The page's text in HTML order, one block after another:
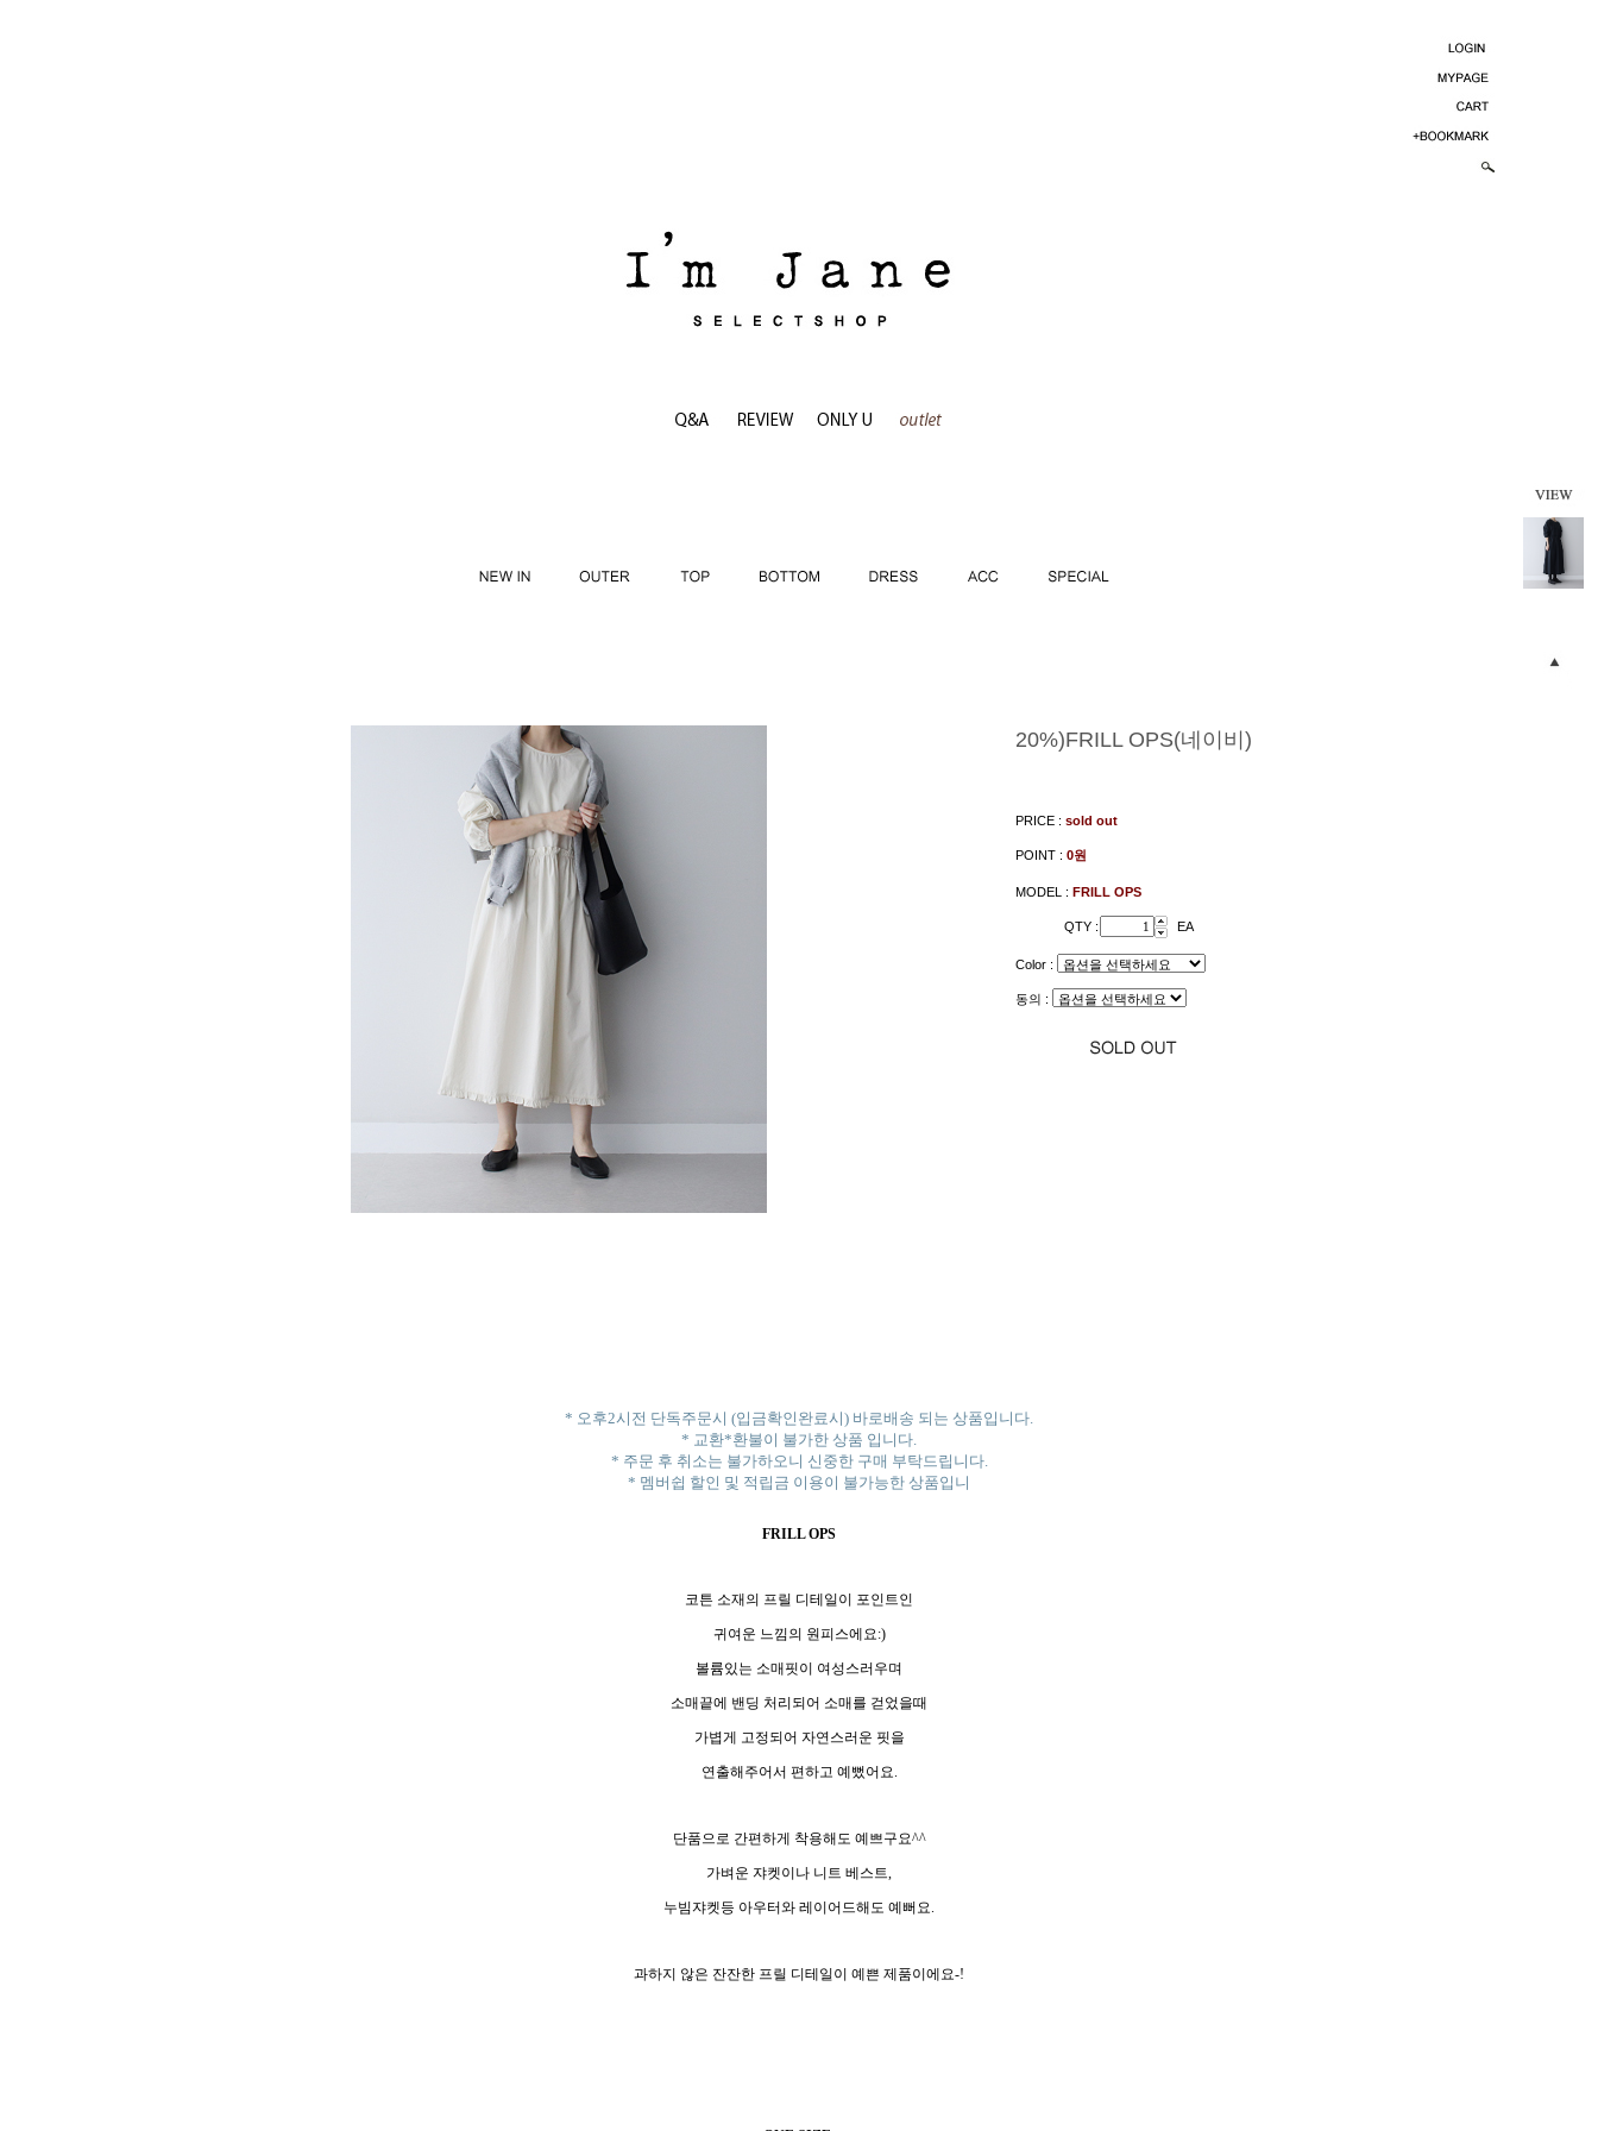
20%)FRILL OPS(네이비)
PRICE : sold out
POINT : 0원
MODEL : FRILL OPS
QTY : EA
Color :
동의 :
* 오후2시전 단독주문시 (입금확인완료시) 바로배송 되는 상품입니다.
* 교환*환불이 불가한 상품 입니다.
* 주문 후 취소는 불가하오니 신중한 구매 부탁드립니다.
* 멤버쉽 할인 및 적립금 이용이 불가능한 상품입니
FRILL OPS
코튼 소재의 프릴 디테일이 포인트인
귀여운 느낌의 원피스에요:)
볼륨있는 소매핏이 여성스러우며
소매끝에 밴딩 처리되어 소매를 걷었을때
가볍게 고정되어 자연스러운 핏을
연출해주어서 편하고 예뻤어요.
단품으로 간편하게 착용해도 예쁘구요^^
가벼운 쟈켓이나 니트 베스트,
누빔쟈켓등 아우터와 레이어드해도 예뻐요.
과하지 않은 잔잔한 프릴 디테일이 예쁜 제품이에요-!